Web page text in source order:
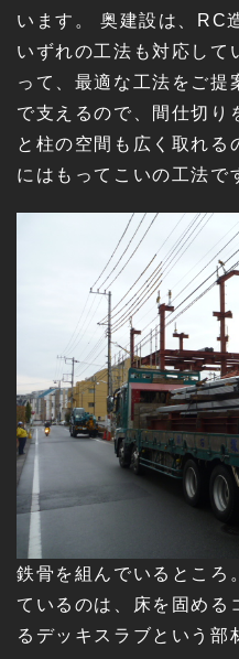
います。 奥建設は、RC
いずれの工法も対応して
って、最適な工法をご提
で支えるので、間仕切り
と柱の空間も広く取れる
にはもってこいの工法で
鉄骨を組んでいるところ
ているのは、床を固める
るデッキスラブという部